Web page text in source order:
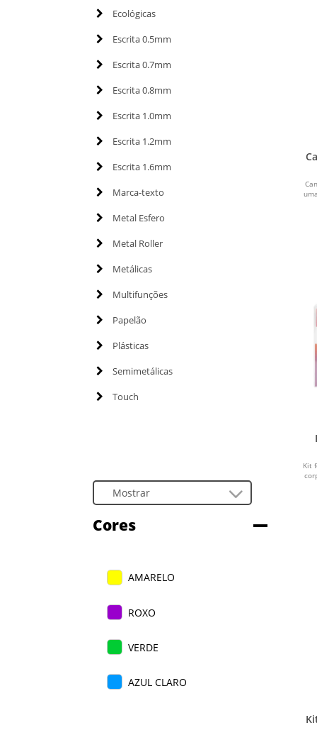
Ecológicas
Escrita 0.5mm
Escrita 0.7mm
Escrita 0.8mm
Escrita 1.0mm
Escrita 1.2mm
Escrita 1.6mm
Marca-texto
Metal Esfero
Metal Roller
Metálicas
Multifunções
Papelão
Plásticas
Semimetálicas
Touch
Cores
AMARELO
ROXO
VERDE
AZUL CLARO
Kit